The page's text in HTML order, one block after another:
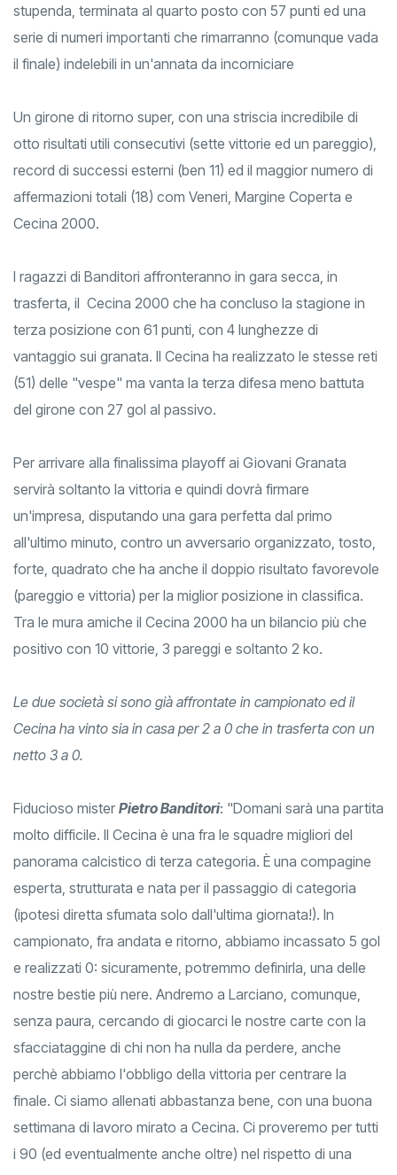
stupenda, terminata al quarto posto con 57 punti ed una
serie di numeri importanti che rimarranno (comunque vada
il finale) indelebili in un'annata da incorniciare
Un girone di ritorno super, con una striscia incredibile di
otto risultati utili consecutivi (sette vittorie ed un pareggio),
record di successi esterni (ben 11) ed il maggior numero di
affermazioni totali (18) com Veneri, Margine Coperta e
Cecina 2000.
I ragazzi di Banditori affronteranno in gara secca, in
trasferta, il Cecina 2000 che ha concluso la stagione in
terza posizione con 61 punti, con 4 lunghezze di
vantaggio sui granata. Il Cecina ha realizzato le stesse reti
(51) delle "vespe" ma vanta la terza difesa meno battuta
del girone con 27 gol al passivo.
Per arrivare alla finalissima playoff ai Giovani Granata
servirà soltanto la vittoria e quindi dovrà firmare
un'impresa, disputando una gara perfetta dal primo
all'ultimo minuto, contro un avversario organizzato, tosto,
forte, quadrato che ha anche il doppio risultato favorevole
(pareggio e vittoria) per la miglior posizione in classifica.
Tra le mura amiche il Cecina 2000 ha un bilancio più che
positivo con 10 vittorie, 3 pareggi e soltanto 2 ko.
Le due società si sono già affrontate in campionato ed il
Cecina ha vinto sia in casa per 2 a 0 che in trasferta con un
netto 3 a 0.
Fiducioso mister Pietro Banditori: "Domani sarà una partita
molto difficile. Il Cecina è una fra le squadre migliori del
panorama calcistico di terza categoria. È una compagine
esperta, strutturata e nata per il passaggio di categoria
(ipotesi diretta sfumata solo dall'ultima giornata!). In
campionato, fra andata e ritorno, abbiamo incassato 5 gol
e realizzati 0: sicuramente, potremmo definirla, una delle
nostre bestie più nere. Andremo a Larciano, comunque,
senza paura, cercando di giocarci le nostre carte con la
sfacciataggine di chi non ha nulla da perdere, anche
perchè abbiamo l'obbligo della vittoria per centrare la
finale. Ci siamo allenati abbastanza bene, con una buona
settimana di lavoro mirato a Cecina. Ci proveremo per tutti
i 90 (ed eventualmente anche oltre) nel rispetto di una